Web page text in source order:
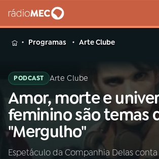
MENU
Buscar
na
Rádio
MEC
Buscar
Início AO
Programas Arte Clube
PODCAST Arte Clube
Amor, morte e
feminino são temas
"Mergulho"
Espetáculo da Companhia Delas